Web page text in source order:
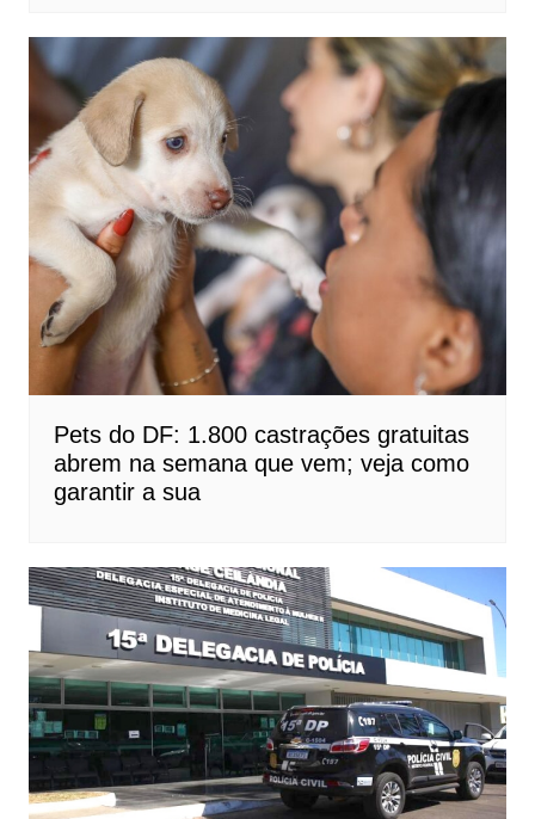
Pets do DF: 1.800 castrações gratuitas
abrem na semana que vem; veja como
garantir a sua